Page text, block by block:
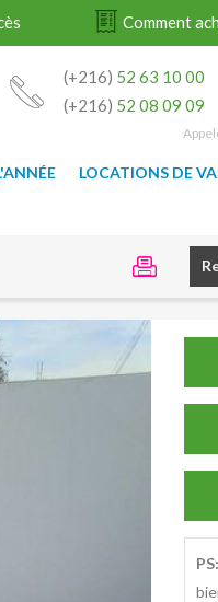
Comment
(+216) 52 63 10 00
(+216) 52 08 09 09
LOCATIONS DE
PS: